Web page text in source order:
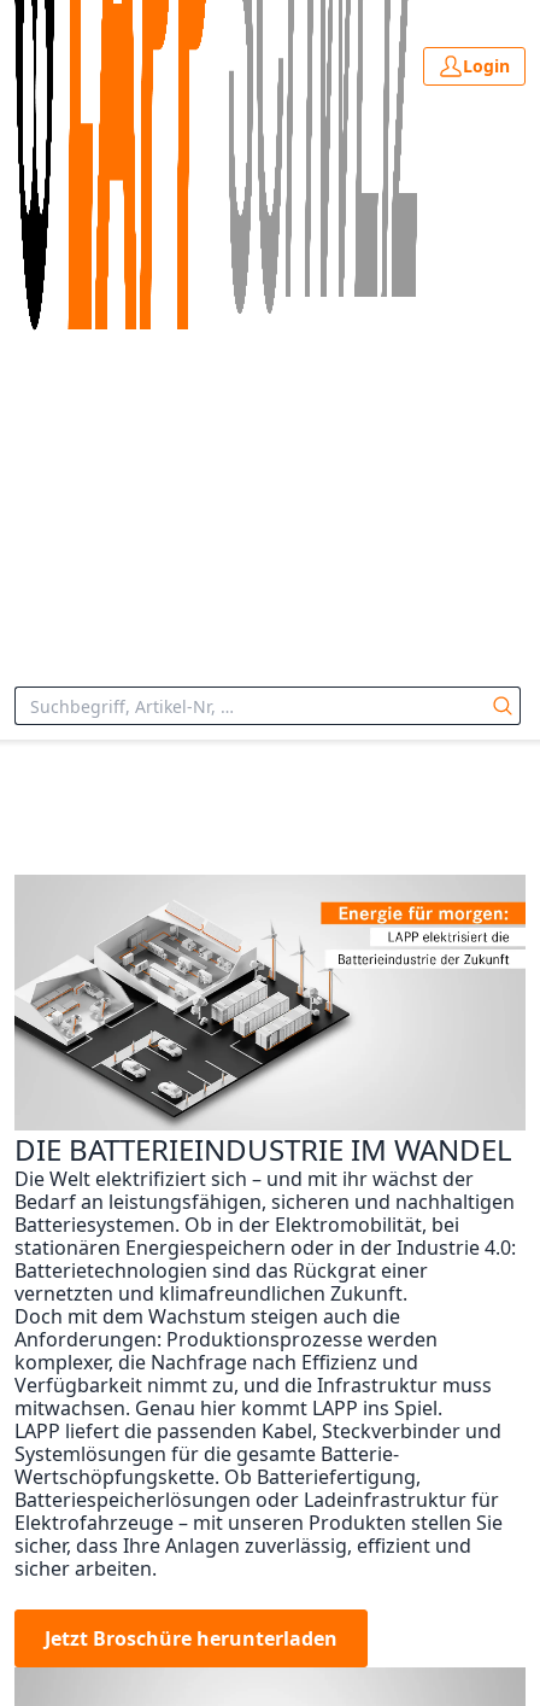
Login
DIE BATTERIEINDUSTRIE IM WANDEL
Die Welt elektrifiziert sich – und mit ihr wächst der
Bedarf an leistungsfähigen, sicheren und nachhaltigen
Batteriesystemen. Ob in der Elektromobilität, bei
stationären Energiespeichern oder in der Industrie 4.0:
Batterietechnologien sind das Rückgrat einer
vernetzten und klimafreundlichen Zukunft.
Doch mit dem Wachstum steigen auch die
Anforderungen: Produktionsprozesse werden
komplexer, die Nachfrage nach Effizienz und
Verfügbarkeit nimmt zu, und die Infrastruktur muss
mitwachsen. Genau hier kommt LAPP ins Spiel.
LAPP liefert die passenden Kabel, Steckverbinder und
Systemlösungen für die gesamte Batterie-
Wertschöpfungskette. Ob Batteriefertigung,
Batteriespeicherlösungen oder Ladeinfrastruktur für
Elektrofahrzeuge – mit unseren Produkten stellen Sie
sicher, dass Ihre Anlagen zuverlässig, effizient und
sicher arbeiten.
Jetzt Broschüre herunterladen